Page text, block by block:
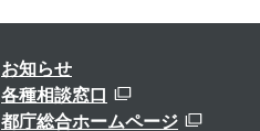
お知らせ
各種相談窓口
都庁総合ホームページ